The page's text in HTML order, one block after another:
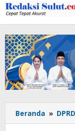
Lewati
ke
konten
Beranda »